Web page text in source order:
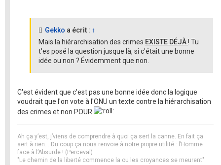
Gekko a écrit : ↑
Mais la hiérarchisation des crimes EXISTE DÉJÀ! Tu
t'es posé la question jusque là, si c'était une bonne
idée ou non ? Évidemment que non.
C'est évident que c'est pas une bonne idée donc la logique
voudrait que l'on vote à l'ONU un texte contre la hiérarchisation
des crimes et non POUR
Ah ça y’est, j’viens de comprendre à quoi ça sert la canne. En fait ça
sert à rien… Du coup ça nous renvoie à notre propre utilité : l’Homme
face à l’Absurde ! (Perceval)
"Le chemin de la liberté commence la ou les croyances se meurent"